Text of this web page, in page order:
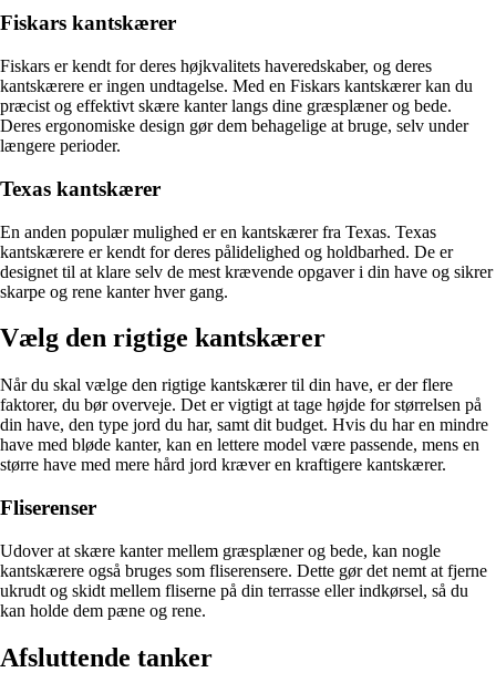
Fiskars kantskærer
Fiskars er kendt for deres højkvalitets haveredskaber, og deres
kantskærere er ingen undtagelse. Med en Fiskars kantskærer kan du
præcist og effektivt skære kanter langs dine græsplæner og bede.
Deres ergonomiske design gør dem behagelige at bruge, selv under
længere perioder.
Texas kantskærer
En anden populær mulighed er en kantskærer fra Texas. Texas
kantskærere er kendt for deres pålidelighed og holdbarhed. De er
designet til at klare selv de mest krævende opgaver i din have og sikrer
skarpe og rene kanter hver gang.
Vælg den rigtige kantskærer
Når du skal vælge den rigtige kantskærer til din have, er der flere
faktorer, du bør overveje. Det er vigtigt at tage højde for størrelsen på
din have, den type jord du har, samt dit budget. Hvis du har en mindre
have med bløde kanter, kan en lettere model være passende, mens en
større have med mere hård jord kræver en kraftigere kantskærer.
Fliserenser
Udover at skære kanter mellem græsplæner og bede, kan nogle
kantskærere også bruges som fliserensere. Dette gør det nemt at fjerne
ukrudt og skidt mellem fliserne på din terrasse eller indkørsel, så du
kan holde dem pæne og rene.
Afsluttende tanker